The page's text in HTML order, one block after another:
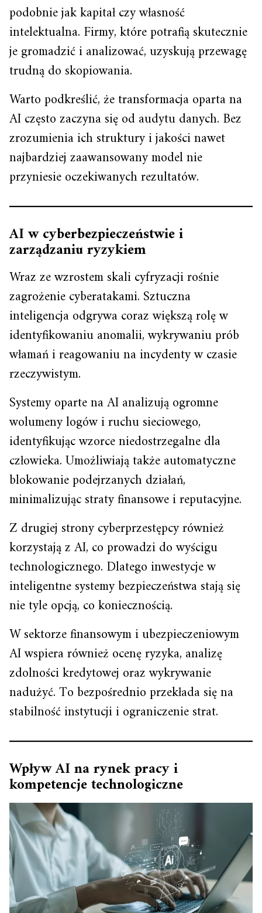
podobnie jak kapitał czy własność
intelektualna. Firmy, które potrafią skutecznie
je gromadzić i analizować, uzyskują przewagę
trudną do skopiowania.
Warto podkreślić, że transformacja oparta na
AI często zaczyna się od audytu danych. Bez
zrozumienia ich struktury i jakości nawet
najbardziej zaawansowany model nie
przyniesie oczekiwanych rezultatów.
AI w cyberbezpieczeństwie i
zarządzaniu ryzykiem
Wraz ze wzrostem skali cyfryzacji rośnie
zagrożenie cyberatakami. Sztuczna
inteligencja odgrywa coraz większą rolę w
identyfikowaniu anomalii, wykrywaniu prób
włamań i reagowaniu na incydenty w czasie
rzeczywistym.
Systemy oparte na AI analizują ogromne
wolumeny logów i ruchu sieciowego,
identyfikując wzorce niedostrzegalne dla
człowieka. Umożliwiają także automatyczne
blokowanie podejrzanych działań,
minimalizując straty finansowe i reputacyjne.
Z drugiej strony cyberprzestępcy również
korzystają z AI, co prowadzi do wyścigu
technologicznego. Dlatego inwestycje w
inteligentne systemy bezpieczeństwa stają się
nie tyle opcją, co koniecznością.
W sektorze finansowym i ubezpieczeniowym
AI wspiera również ocenę ryzyka, analizę
zdolności kredytowej oraz wykrywanie
nadużyć. To bezpośrednio przekłada się na
stabilność instytucji i ograniczenie strat.
Wpływ AI na rynek pracy i
kompetencje technologiczne